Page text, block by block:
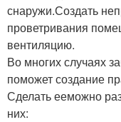
снаружи.Создать
проветривания
вентиляцию.
Во многих случаях
поможет создание
Сделать ееможно
них: